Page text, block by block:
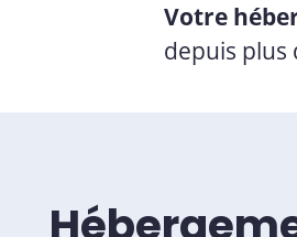
Votre
depuis plus